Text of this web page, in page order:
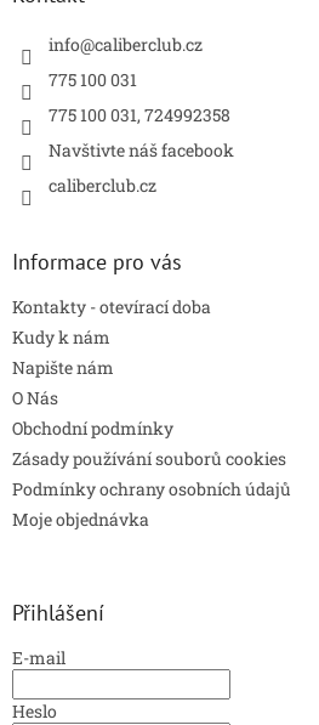
info@caliberclub.cz
775 100 031
775 100 031, 724992358
Navštivte náš facebook
caliberclub.cz
Informace pro vás
Kontakty - otevírací doba
Kudy k nám
Napište nám
O Nás
Obchodní podmínky
Zásady používání souborů cookies
Podmínky ochrany osobních údajů
Moje objednávka
Přihlášení
E-mail
Heslo